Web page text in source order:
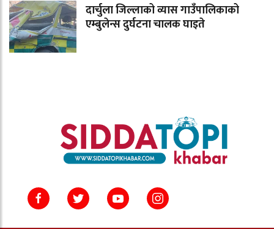
दार्चुला जिल्लाको व्यास गाउँपालिकाको
एम्बुलेन्स दुर्घटना चालक घाइते